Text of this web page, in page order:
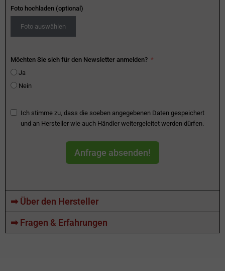
Foto hochladen (optional)
Foto auswählen
Möchten Sie sich für den Newsletter anmelden?
Ja
Nein
Ich stimme zu, dass die soeben angegebenen Daten gespeichert
und an Hersteller wie auch Händler weitergeleitet werden dürfen.
Anfrage absenden!
➡ Über den Hersteller
➡ Fragen & Erfahrungen